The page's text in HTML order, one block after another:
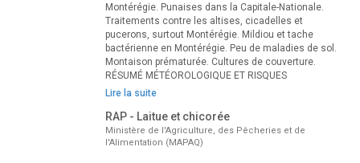
Montérégie. Punaises dans la Capitale-Nationale.
Traitements contre les altises, cicadelles et
pucerons, surtout Montérégie. Mildiou et tache
bactérienne en Montérégie. Peu de maladies de sol.
Montaison prématurée. Cultures de couverture.
RÉSUMÉ MÉTÉOROLOGIQUE ET RISQUES
Lire la suite
RAP - Laitue et chicorée
Ministère de l'Agriculture, des Pêcheries et de
l'Alimentation (MAPAQ)